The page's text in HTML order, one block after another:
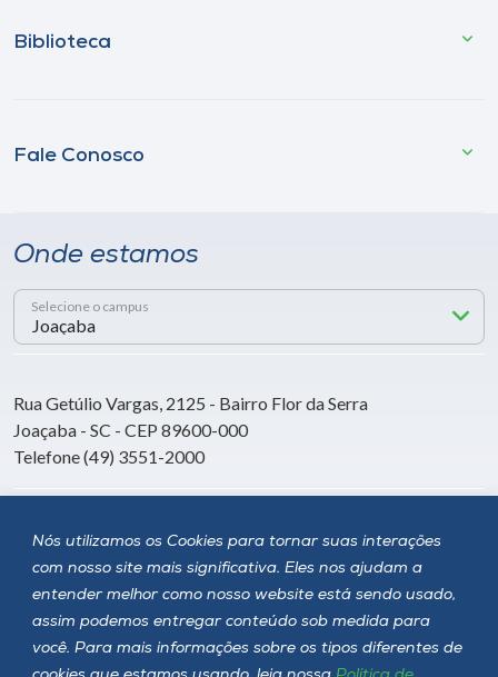
Nós utilizamos os Cookies para tornar suas interações
com nosso site mais significativa. Eles nos ajudam a
entender melhor como nosso website está sendo usado,
assim podemos entregar conteúdo sob medida para
você. Para mais informações sobre os tipos diferentes de
Biblioteca
Fale Conosco
Onde estamos
Selecione o campus
Rua Getúlio Vargas, 2125 - Bairro Flor da Serra
Joaçaba - SC - CEP 89600-000
Telefone (49) 3551-2000
Siga a Unoesc